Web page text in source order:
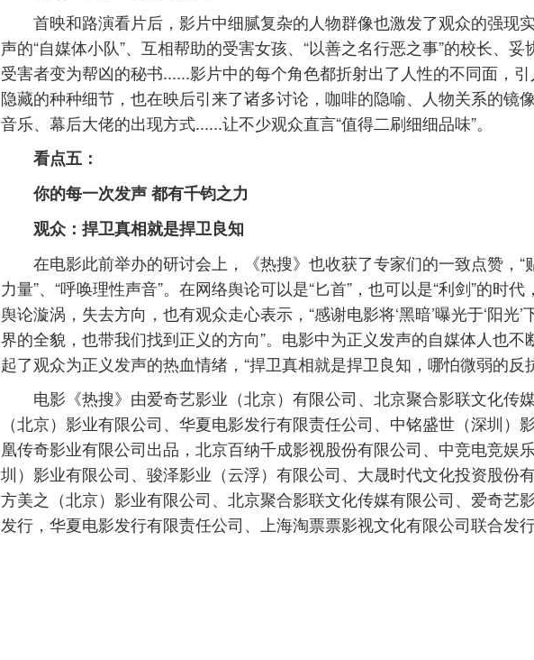
首映和路演看片后，影片中细腻复杂的人物群像也激发了观众的强现
声的“自媒体小队”、互相帮助的受害女孩、“以善之名行恶之事”的校长、
受害者变为帮凶的秘书......影片中的每个角色都折射出了人性的不同面，
隐藏的种种细节，也在映后引来了诸多讨论，咖啡的隐喻、人物关系的镜
音乐、幕后大佬的出现方式......让不少观众直言“值得二刷细细品味”。
看点五：
你的每一次发声 都有千钧之力
观众：捍卫真相就是捍卫良知
在电影此前举办的研讨会上，《热搜》也收获了专家们的一致点赞，“
力量”、“呼唤理性声音”。在网络舆论可以是“匕首”，也可以是“利剑”的时
舆论漩涡，失去方向，也有观众走心表示，“感谢电影将‘黑暗’曝光于‘阳光
界的全貌，也带我们找到正义的方向”。电影中为正义发声的自媒体人也不
起了观众为正义发声的热血情绪，“捍卫真相就是捍卫良知，哪怕微弱的反
电影《热搜》由爱奇艺影业（北京）有限公司、北京聚合影联文化传
（北京）影业有限公司、华夏电影发行有限责任公司、中铭盛世（深圳）
凰传奇影业有限公司出品，北京百纳千成影视股份有限公司、中竞电竞娱
圳）影业有限公司、骏泽影业（云浮）有限公司、大晟时代文化投资股份
方美之（北京）影业有限公司、北京聚合影联文化传媒有限公司、爱奇艺
发行，华夏电影发行有限责任公司、上海淘票票影视文化有限公司联合发